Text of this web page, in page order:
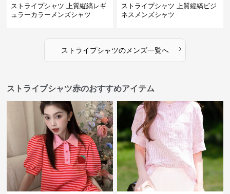
ストライプシャツ 上質縦縞レギ
ュラーカラーメンズシャツ
ストライプシャツ 上質縦縞ビジ
ネスメンズシャツ
ストライプシャツのメンズ一覧へ ›
ストライプシャツ赤のおすすめアイテム